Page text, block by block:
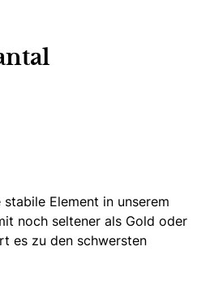
Element in unserem
noch seltener als Gold oder
es zu den schwersten